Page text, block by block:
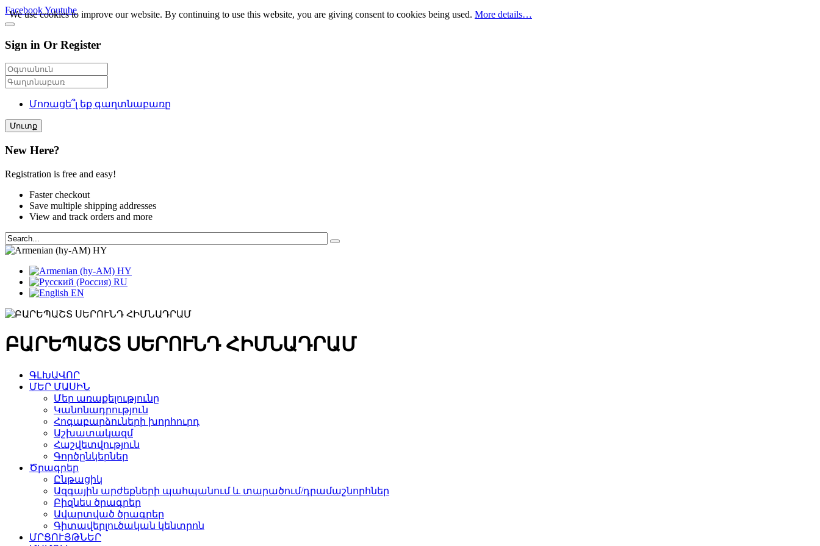
FacebookYoutube
Sign in Or Register
Մոռացե՞լ եք գաղտնաբառը
Մուտք
New Here?
Registration is free and easy!
Faster checkout
Save multiple shipping addresses
View and track orders and more
HY
HY
RU
EN
ԲԱՐԵՊԱՇՏ ՍԵՐՈՒՆԴ ՀԻՄՆԱԴՐԱՄ
ԳԼԽԱՎՈՐ
ՄԵՐ ՄԱՍԻՆ
Մեր առաքելությունը
Կանոնադրություն
Հոգաբարձուների խորհուրդ
Աշխատակազմ
Հաշվետվություն
Գործընկերներ
Ծրագրեր
Ընթացիկ
Ազգային արժեքների պահպանում և տարածում/դրամաշնորհներ
Բիզնես ծրագրեր
Ավարտված ծրագրեր
Գիտավերլուծական կենտրոն
ՄՐՑՈՒՅԹՆԵՐ
We use cookies to improve our website. By continuing to use this website, you are giving consent to cookies being used. More details…